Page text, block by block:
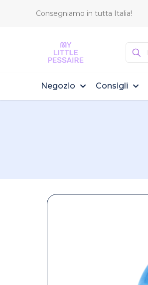
Consegniamo in tutta Italia!
Negozio Consigli